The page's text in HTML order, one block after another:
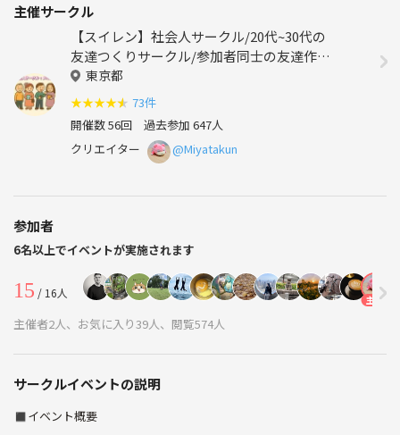
主催サークル
【スイレン】社会人サークル/20代~30代の
友達つくりサークル/参加者同士の友達作り
サークル/東京（関東）
東京都
★★★★★ 73件
開催数 56回 過去参加 647人
クリエイター
@Miyatakun
参加者
6名以上でイベントが実施されます
15 / 16人 主催
主催者2人、お気に入り39人、閲覧574人
サークルイベントの説明
◼︎イベント概要